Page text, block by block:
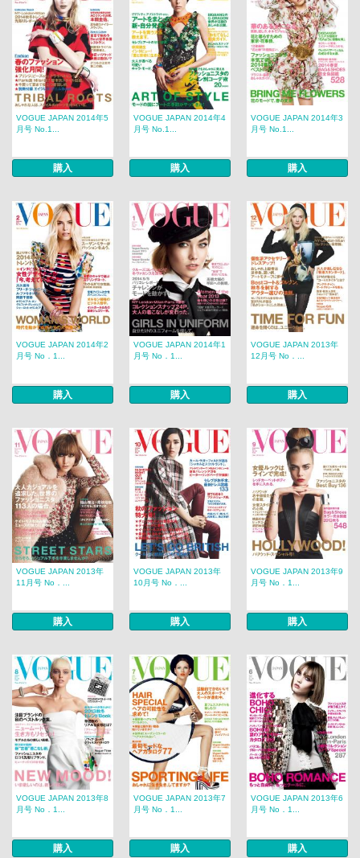
VOGUE JAPAN 2014年5
月号 No.1...
購入
VOGUE JAPAN 2014年4
月号 No.1...
購入
VOGUE JAPAN 2014年3
月号 No.1...
購入
VOGUE JAPAN 2014年2
月号 No．1...
購入
VOGUE JAPAN 2014年1
月号 No．1...
購入
VOGUE JAPAN 2013年
12月号 No．...
購入
VOGUE JAPAN 2013年
11月号 No．...
購入
VOGUE JAPAN 2013年
10月号 No．...
購入
VOGUE JAPAN 2013年9
月号 No．1...
購入
VOGUE JAPAN 2013年8
月号 No．1...
購入
VOGUE JAPAN 2013年7
月号 No．1...
購入
VOGUE JAPAN 2013年6
月号 No．1...
購入